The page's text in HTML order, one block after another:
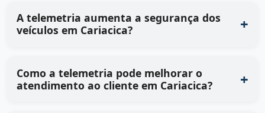
A telemetria aumenta a segurança dos
veículos em Cariacica?
Como a telemetria pode melhorar o
atendimento ao cliente em Cariacica?